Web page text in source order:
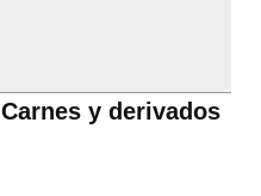
Carnes y derivados